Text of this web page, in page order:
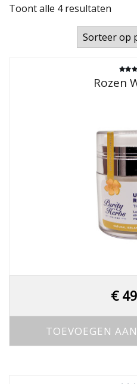
Toont alle 4 resultaten
op
4.86
Rozen
€
TOEVOEGEN